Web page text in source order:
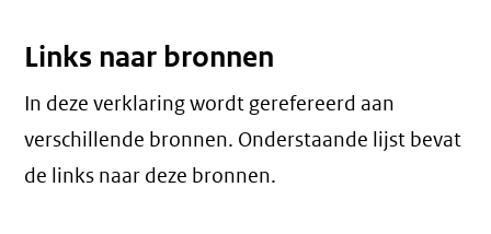
Links naar bronnen
In deze verklaring wordt gerefereerd aan
verschillende bronnen. Onderstaande lijst bevat
de links naar deze bronnen.